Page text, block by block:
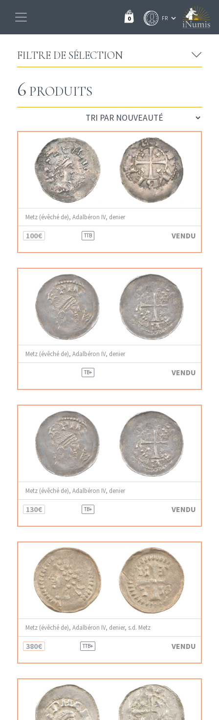
0
FILTRE DE SÉLECTION
6 PRODUITS
Metz (évêché de), Adalbéron IV, denier
100€ TTB VENDU
Metz (évêché de), Adalbéron IV, denier
TB+ VENDU
Metz (évêché de), Adalbéron IV, denier
130€ TB+ VENDU
Metz (évêché de), Adalbéron IV, denier, s.d. Metz
380€ TTB+ VENDU